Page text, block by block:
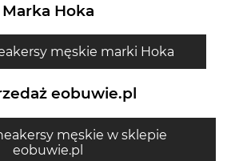
Marka Hoka
męskie marki Hoka
eobuwie.pl
męskie w sklepie
eobuwie.pl